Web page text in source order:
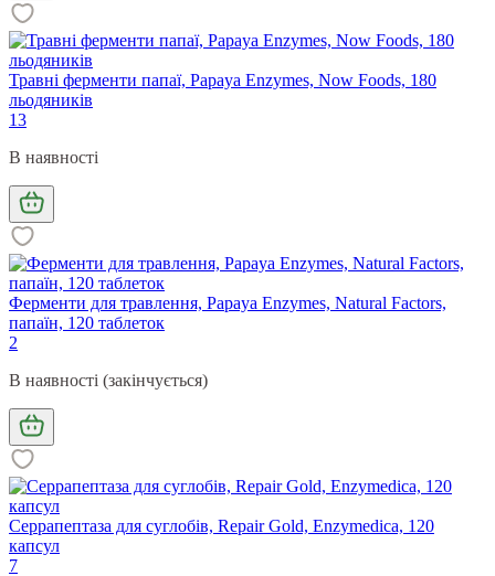
Травні ферменти папаї, Papaya Enzymes, Now Foods, 180
льодяників
13
В наявності
Ферменти для травлення, Papaya Enzymes, Natural Factors,
папаїн, 120 таблеток
2
В наявності (закінчується)
Серрапептаза для суглобів, Repair Gold, Enzymedica, 120
капсул
7